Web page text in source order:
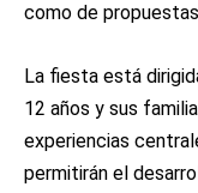
como de
La fiesta está
12 años y sus
experiencias
permitirán el